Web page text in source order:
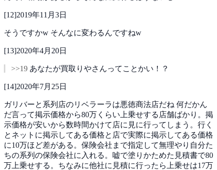
[12]2019年11月3日
そうですかw そんなに変わるんですねw
[13]2020年4月20日
>>19 あなたが買取りやさんってことかい！？
[14]2020年7月25日
ガリバーと系列店のリベラーラは悪徳商法店だね 何だかん
だ言って掲示価格から80万くらい上乗せする店舗ばかり。掲
示価格が安いから数時間かけて店に見に行ってしまう。行く
とネットに掲示してある価格と店で実際に掲示してある価格
に10万ほど差がある。保険会社まで指定して無理やり自分た
ちの系列の保険会社に入れる。嘘で塗りかためた見積書で80
万上乗せする。ちなみに他社に見積に行ったら上乗せは17万